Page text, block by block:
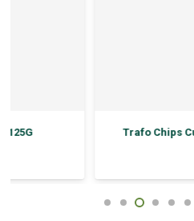
Trafo Chips Cuites A La